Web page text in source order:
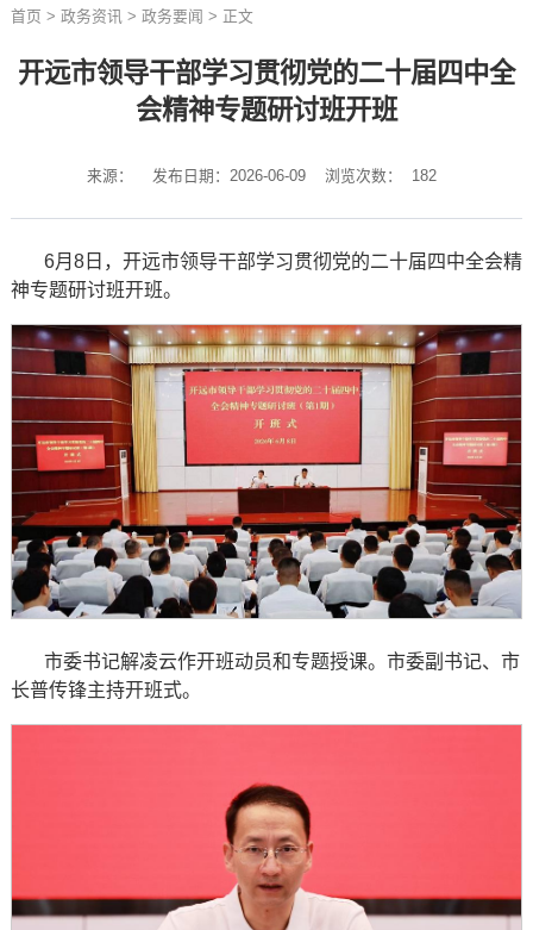
首页 > 政务资讯> 政务要闻 > 正文
开远市领导干部学习贯彻党的二十届四中全
会精神专题研讨班开班
来源： 发布日期：2026-06-09 浏览次数： 182
6月8日，开远市领导干部学习贯彻党的二十届四中全会精
神专题研讨班开班。
市委书记解凌云作开班动员和专题授课。市委副书记、市
长普传锋主持开班式。